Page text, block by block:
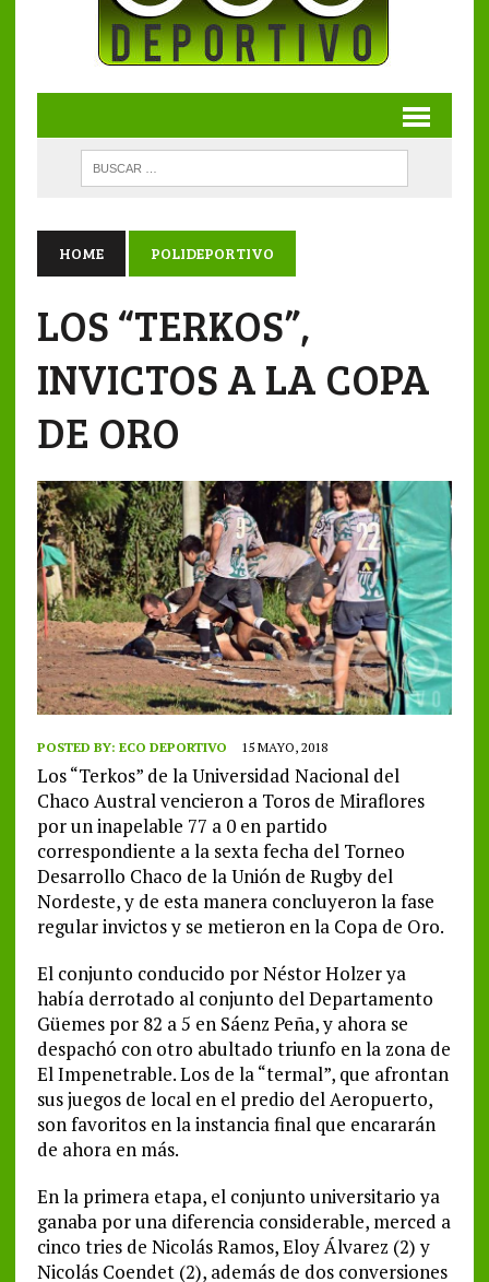
HOME POLIDEPORTIVO
LOS “TERKOS”,
INVICTOS A LA COPA
DE ORO
POSTED BY: ECO DEPORTIVO 15 MAYO, 2018
Los “Terkos” de la Universidad Nacional del
Chaco Austral vencieron a Toros de Miraflores
por un inapelable 77 a 0 en partido
correspondiente a la sexta fecha del Torneo
Desarrollo Chaco de la Unión de Rugby del
Nordeste, y de esta manera concluyeron la fase
regular invictos y se metieron en la Copa de Oro.
El conjunto conducido por Néstor Holzer ya
había derrotado al conjunto del Departamento
Güemes por 82 a 5 en Sáenz Peña, y ahora se
despachó con otro abultado triunfo en la zona de
El Impenetrable. Los de la “termal”, que afrontan
sus juegos de local en el predio del Aeropuerto,
son favoritos en la instancia final que encararán
de ahora en más.
En la primera etapa, el conjunto universitario ya
ganaba por una diferencia considerable, merced a
cinco tries de Nicolás Ramos, Eloy Álvarez (2) y
Nicolás Coendet (2), además de dos conversiones